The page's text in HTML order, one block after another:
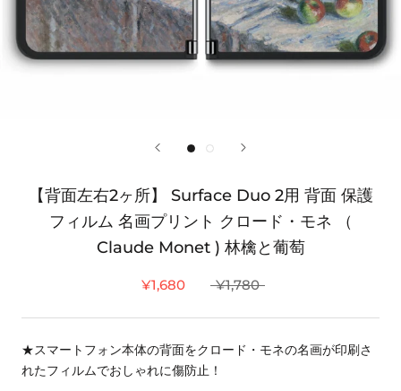
【背面左右2ヶ所】 Surface Duo 2用 背面 保護
フィルム 名画プリント クロード・モネ （
Claude Monet ) 林檎と葡萄
¥1,680 ¥1,780
★スマートフォン本体の背面をクロード・モネの名画が印刷さ
れたフィルムでおしゃれに傷防止！